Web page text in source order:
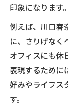
印象になります。
例えば、川口春
に、さりげなく
オフィスにも休
表現するために
好みやライフス
す。